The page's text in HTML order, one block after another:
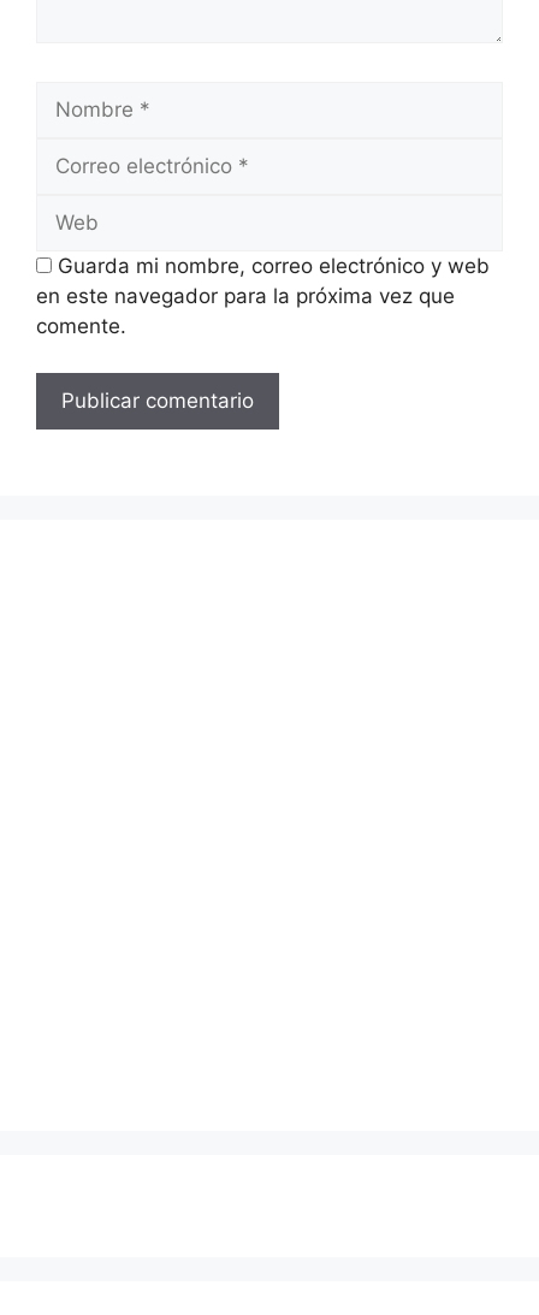
Nombre
Correo
Web
Guarda mi nombre, correo electrónico y web
en este navegador para la próxima vez que
comente.